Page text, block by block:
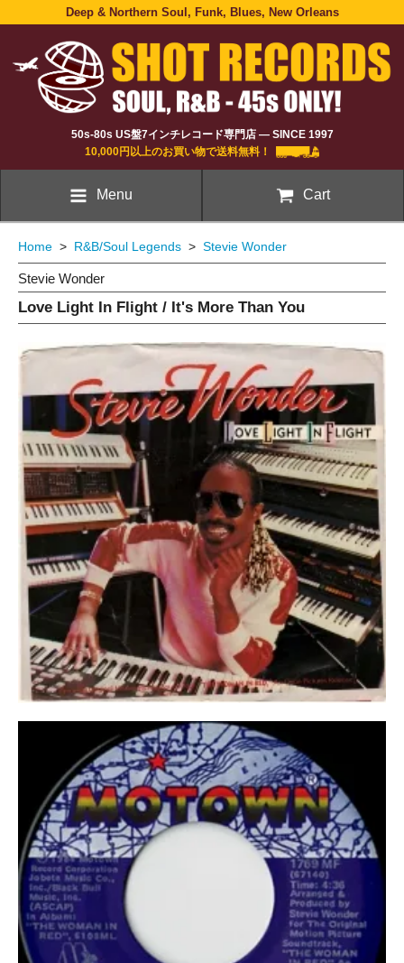
Deep & Northern Soul, Funk, Blues, New Orleans
50s-80s US盤7インチレコード専門店 — SINCE 1997
10,000円以上のお買い物で送料無料！
Menu Cart
Home > R&B/Soul Legends > Stevie Wonder
Stevie Wonder
Love Light In Flight / It's More Than You